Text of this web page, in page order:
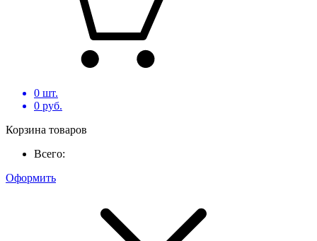
0 шт.
0 руб.
Корзина товаров
Всего:
Оформить